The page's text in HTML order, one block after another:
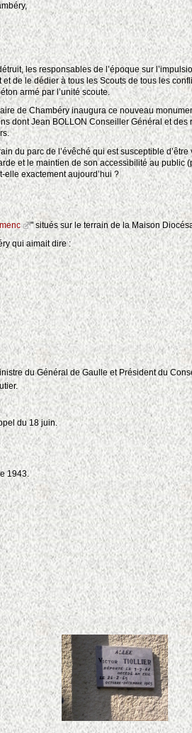
les responsables de l’époque sur
de le dédier à tous les Scouts de tous les
armé par l’unité scoute.
de Chambéry inaugura ce nouveau
dont Jean BOLLON Conseiller Général et
du parc de l’évêché qui est susceptible
et le maintien de son accessibilité au
elle exactement aujourd’hui ?
" situés sur le terrain de la Maison
qui aimait dire :
du Général de Gaulle et Président du
du 18 juin.
1943.